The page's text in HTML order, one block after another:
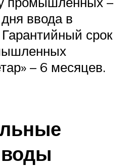
ввода в
срок
– 6 месяцев.
воды